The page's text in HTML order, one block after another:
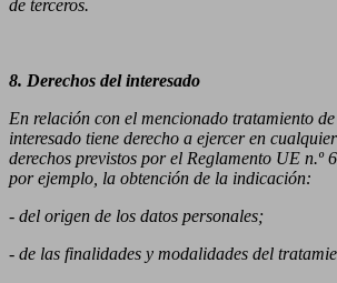
de terceros.
8. Derechos del interesado
En relación con el mencionado tratamiento
interesado tiene derecho a ejercer en
derechos previstos por el Reglamento UE n.º
por ejemplo, la obtención de la indicación:
- del origen de los datos personales;
- de las finalidades y modalidades del